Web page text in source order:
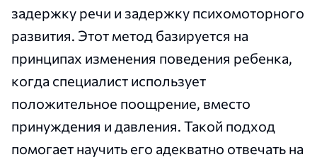
задержку речи и задержку психомоторного
развития. Этот метод базируется на
принципах изменения поведения ребенка,
когда специалист использует
положительное поощрение, вместо
принуждения и давления. Такой подход
помогает научить его адекватно отвечать на